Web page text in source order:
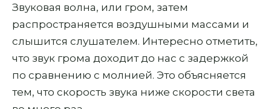
Звуковая волна, или гром, затем
распространяется воздушными массами и
слышится слушателем. Интересно отметить,
что звук грома доходит до нас с задержкой
по сравнению с молнией. Это объясняется
тем, что скорость звука ниже скорости света